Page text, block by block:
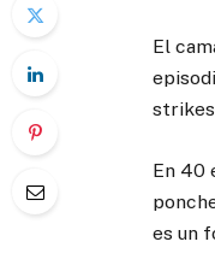
El
En 40
es un